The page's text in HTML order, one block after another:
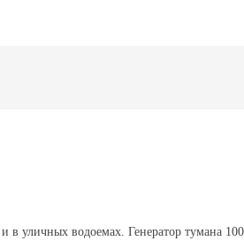
в уличных водоемах. Генератор тумана